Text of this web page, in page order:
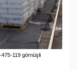
119 görnüşli